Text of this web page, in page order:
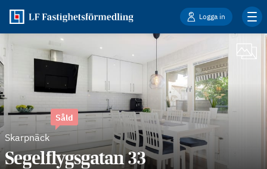
Logga in
Skarpnäck
Såld
Segelflygsgatan 33